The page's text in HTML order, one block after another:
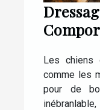
Savoir
Les chiens
comme les
pour de